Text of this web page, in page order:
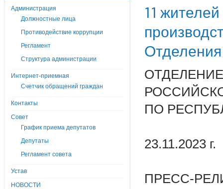
Администрация
Должностные лица
Противодействие коррупции
Регламент
Структура администрации
Интернет-приемная
Счетчик обращений граждан
Контакты
Совет
График приема депутатов
Депутаты
Регламент совета
Устав
НОВОСТИ
11
ПО
23.11.2023 г.
ПРЕСС-